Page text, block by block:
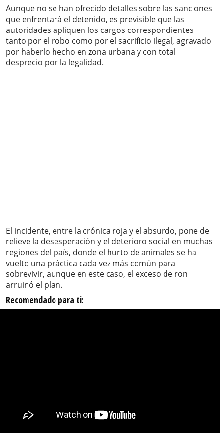
Aunque no se han ofrecido detalles sobre las sanciones
que enfrentará el detenido, es previsible que las
autoridades apliquen los cargos correspondientes
tanto por el robo como por el sacrificio ilegal, agravado
por haberlo hecho en zona urbana y con total
desprecio por la legalidad.
El incidente, entre la crónica roja y el absurdo, pone de
relieve la desesperación y el deterioro social en muchas
regiones del país, donde el hurto de animales se ha
vuelto una práctica cada vez más común para
sobrevivir, aunque en este caso, el exceso de ron
arruinó el plan.
Recomendado para ti: